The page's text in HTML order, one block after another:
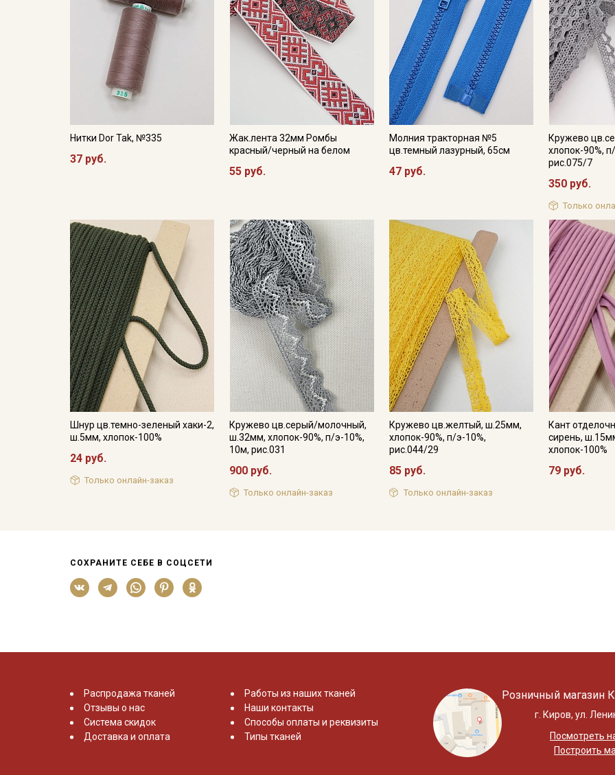
Нитки Dor Tak, №335
37 руб.
Жак.лента 32мм Ромбы
красный/черный на белом
55 руб.
Молния тракторная №5
цв.темный лазурный, 65см
47 руб.
Кружево
хлопок-90%,
рис.075/7
350 руб.
Только
Шнур цв.темно-зеленый хаки-2,
ш.5мм, хлопок-100%
24 руб.
Только онлайн-заказ
Кружево цв.серый/молочный,
ш.32мм, хлопок-90%, п/э-10%,
10м, рис.031
900 руб.
Только онлайн-заказ
Кружево цв.желтый, ш.25мм,
хлопок-90%, п/э-10%,
рис.044/29
85 руб.
Только онлайн-заказ
Кант
сирень,
хлопок-100%
79 руб.
СОХРАНИТЕ СЕБЕ В СОЦСЕТИ
Распродажа тканей
Отзывы о нас
Система скидок
Доставка и оплата
Работы из наших тканей
Наши контакты
Способы оплаты и реквизиты
Типы тканей
Розничный магазин
г. Киров, ул.
Посмотреть
Построить